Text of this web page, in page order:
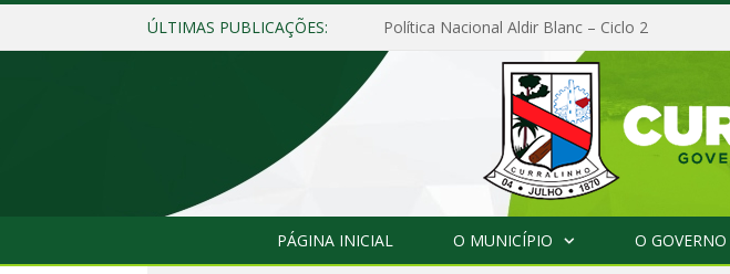
ÚLTIMAS PUBLICAÇÕES: Política Nacional Aldir Blanc – Ciclo 2
PÁGINA INICIAL O MUNICÍPIO O GOVERNO